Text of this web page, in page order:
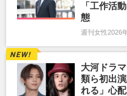
「工作活
態
週刊女性2026
大河ドラ
類ら初出
れる」心